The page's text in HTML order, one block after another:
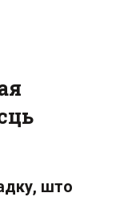
што